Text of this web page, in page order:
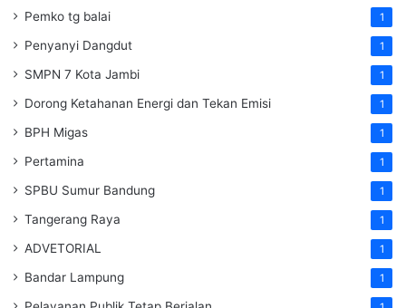
Pemko tg balai 1
Penyanyi Dangdut 1
SMPN 7 Kota Jambi 1
Dorong Ketahanan Energi dan Tekan Emisi 1
BPH Migas 1
Pertamina 1
SPBU Sumur Bandung 1
Tangerang Raya 1
ADVETORIAL 1
Bandar Lampung 1